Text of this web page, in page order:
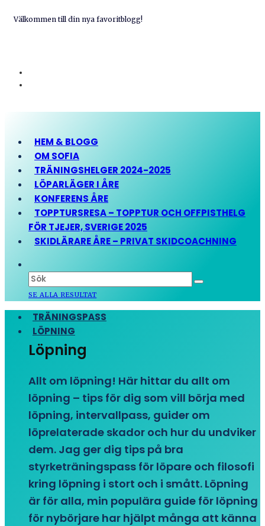
Välkommen till din nya favoritblogg!
HEM & BLOGG
OM SOFIA
TRÄNINGSHELGER 2024-2025
LÖPARLÄGER I ÅRE
KONFERENS ÅRE
TOPPTURSRESA – TOPPTUR OCH OFFPISTHELG
FÖR TJEJER, SVERIGE 2025
SKIDLÄRARE ÅRE – PRIVAT SKIDCOACHNING
SE ALLA RESULTAT
TRÄNINGSPASS
LÖPNING
Löpning
Allt om löpning! Här hittar du allt om
löpning – tips för dig som vill börja med
löpning, intervallpass, guider om
löprelaterade skador och hur du undviker
dem. Jag ger dig tips på bra
styrketräningspass för löpare och filosofi
kring löpning i stort och i smått. Löpning
är för alla, min populära guide för löpning
för nybörjare har hjälpt många att känna